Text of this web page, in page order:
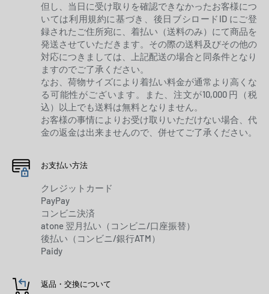
但し、当日に受け取りを確認できなかったお客様につ
いては利用規約に基づき、後日ブシロードID にご登
録されたご住所宛に、着払い（送料のみ）にて商品を
発送させていただきます。その際の送料及びその他の
対応につきましては、上記配送の場合と同条件となり
ますのでご了承ください。
なお、荷物サイズにより着払い料金が通常より高くな
る可能性がございます。また、注文が10,000 円（税
込）以上でも送料は無料となりません。
お客様の事情によりお受け取りいただけない場合、代
金の返金は出来ませんので、併せてご了承ください。
お支払い方法
クレジットカード
PayPay
コンビニ決済
atone 翌月払い（コンビニ/口座振替）
後払い（コンビニ/銀行ATM）
Paidy
返品・交換について